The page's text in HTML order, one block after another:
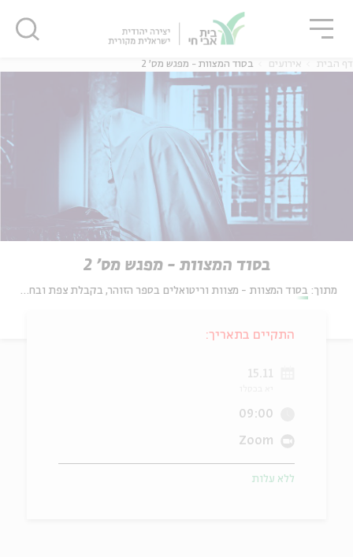
דף הבית אירועים בסוד המצוות - מפגש מס' 2
בסוד המצוות - מפגש מס' 2
מתוך: בסוד המצוות - מצוות וריטואלים בספר הזוהר, בקבלת צפת ובחסידות
התקיים בתאריך:
15.11
09:00
Zoom
ללא עלות
סגור